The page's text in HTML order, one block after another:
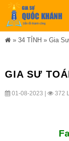
» 34 TỈNH » Gia
GIA SƯ
01-08-2023 | 372